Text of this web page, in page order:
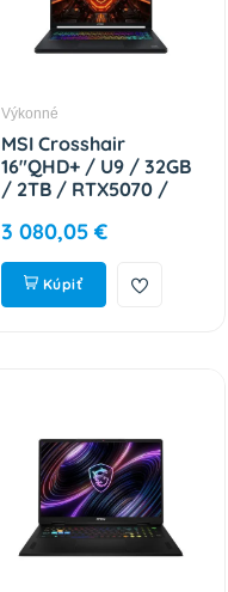
Výkonné
MSI Crosshair
16"QHD+ / U9 / 32GB
/ 2TB / RTX5070 /
3 080,05 €
Kúpiť